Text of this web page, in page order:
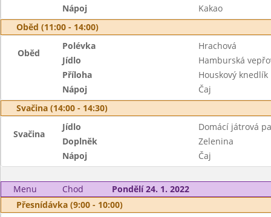
Nápoj
Kakao
Oběd (11:00 - 14:00)
Oběd
Polévka
Hrachová
Jídlo
Hamburská
Příloha
Houskový knedlík
Nápoj
Čaj
Svačina (14:00 - 14:30)
Svačina
Jídlo
Domácí játrová
Doplněk
Zelenina
Nápoj
Čaj
Menu Chod
Pondělí 24. 1. 2022
Přesnídávka (9:00 - 10:00)